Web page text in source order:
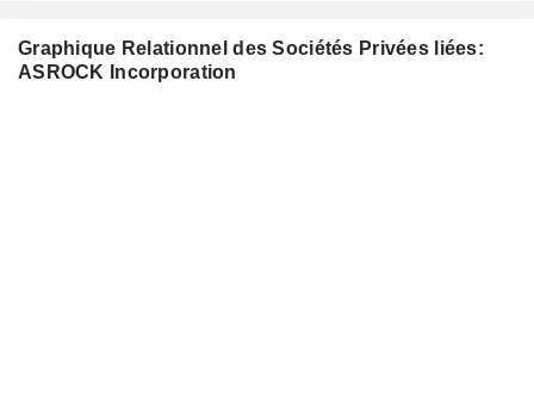
Tzu Hsien Tung
ESLITE SPECTRUM
Graphique Relationnel des Sociétés Privées liées:
ASROCK Incorporation